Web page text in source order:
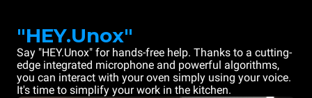
"HEY.Unox"
Say "HEY.Unox" for hands-free help. Thanks to a cutting-
edge integrated microphone and powerful algorithms,
you can interact with your oven simply using your voice.
It's time to simplify your work in the kitchen.